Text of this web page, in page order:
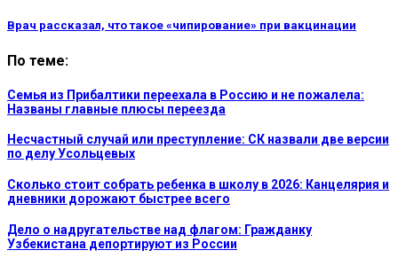
Врач рассказал, что такое «чипирование» при вакцинации
По теме:
Семья из Прибалтики переехала в Россию и не пожалела:
Названы главные плюсы переезда
Несчастный случай или преступление: СК назвали две версии
по делу Усольцевых
Сколько стоит собрать ребенка в школу в 2026: Канцелярия и
дневники дорожают быстрее всего
Дело о надругательстве над флагом: Гражданку
Узбекистана депортируют из России